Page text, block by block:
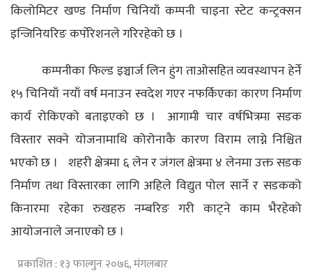
किलोमिटर खण्ड निर्माण चिनियाँ कम्पनी चाइना स्टेट कन्ट्रक्सन
इन्जिनियरिङ कर्पोरेशनले गरिरहेको छ ।
कम्पनीका फिल्ड इञ्चार्ज लिन हुंग ताओसहित व्यवस्थापन हेर्ने
१५ चिनियाँ नयाँ वर्ष मनाउन स्वदेश गएर नफर्किएका कारण निर्माण
कार्य रोकिएको बताइएको छ । आगामी चार वर्षभित्रमा सडक
विस्तार सक्ने योजनामाथि कोरोनाकै कारण विराम लाग्ने निश्चित
भएको छ । शहरी क्षेत्रमा ६ लेन र जंगल क्षेत्रमा ४ लेनमा उक्त सडक
निर्माण तथा विस्तारका लागि अहिले विद्युत पोल सार्ने र सडकको
किनारमा रहेका रुखहरु नम्बरिङ गरी काट्ने काम भैरहेको
आयोजनाले जनाएको छ ।
प्रकाशित : १३ फाल्गुन २०७६, मंगलबार